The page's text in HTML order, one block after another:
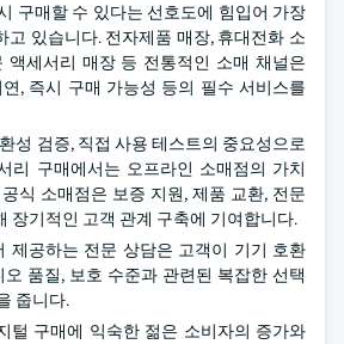
구매할 수 있다는 선호도에 힘입어 가장
고 있습니다. 전자제품 매장, 휴대전화 소
액세서리 매장 등 전통적인 소매 채널은
, 즉시 구매 가능성 등의 필수 서비스를
성 검증, 직접 사용 테스트의 중요성으로
리 구매에서는 오프라인 소매점의 가치
식 소매점은 보증 지원, 제품 교환, 전문
장기적인 고객 관계 구축에 기여합니다.
제공하는 전문 상담은 고객이 기기 호환
오 품질, 보호 수준과 관련된 복잡한 선택
줍니다.
털 구매에 익숙한 젊은 소비자의 증가와